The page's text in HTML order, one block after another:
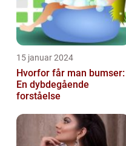
15 januar 2024
Hvorfor får man bumser:
En dybdegående
forståelse